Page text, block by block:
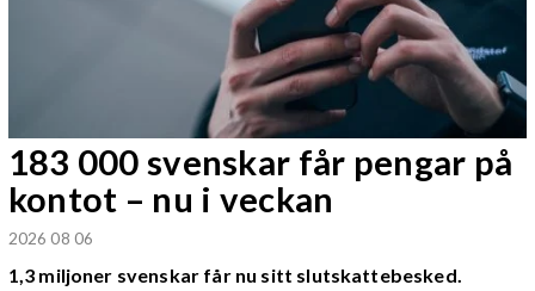
183 000 svenskar får pengar på
kontot – nu i veckan
2026 08 06
1,3 miljoner svenskar får nu sitt slutskattebesked.